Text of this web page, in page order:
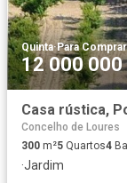
Quinta·Para Comprar
12 000 000
Casa rústica,
Concelho de Loures
300 m²5 Quartos4
·Jardim